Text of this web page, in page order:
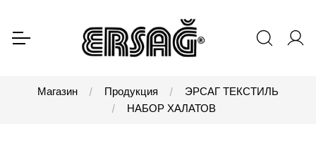
Магазин Продукция
ЭРСАГ ТЕКСТИЛЬ
НАБОР ХАЛАТОВ